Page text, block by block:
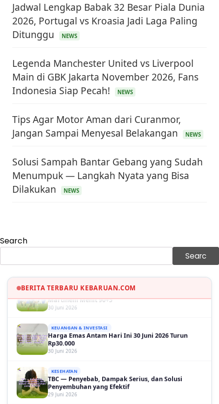
Jadwal Lengkap Babak 32 Besar Piala Dunia
2026, Portugal vs Kroasia Jadi Laga Paling
Ditunggu
NEWS
Legenda Manchester United vs Liverpool
Main di GBK Jakarta November 2026, Fans
Indonesia Siap Pecah!
NEWS
Tips Agar Motor Aman dari Curanmor,
Jangan Sampai Menyesal Belakangan
NEWS
Solusi Sampah Bantar Gebang yang Sudah
Menumpuk — Langkah Nyata yang Bisa
Dilakukan
NEWS
Search
Searc
BERITA TERBARU KEBARUAN.COM
KEUANGAN & INVESTASI
Harga Minyak Dunia Hari Ini Naik, WTI dan Brent
30 Juni 2026
Martinelli Menit 90+5
30 Juni 2026
KEUANGAN & INVESTASI
Rp30.000
30 Juni 2026
KESEHATAN
Penyembuhan yang Efektif
29 Juni 2026
GAYA HIDUP